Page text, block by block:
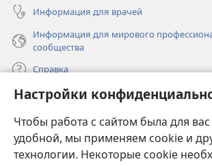
Настройки
Чтобы работа с сайтом была для
удобной, мы применяем cookie и
технологии. Некоторые cookie
Информация для врачей
Информация для мирового
сообщества
Справка
Пожертвования
в
новом
окне)
ОНЛАЙН-БИБЛИОТЕКА Сторожевой
(открывается